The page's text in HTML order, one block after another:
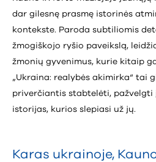
dar gilesnę prasmę istorinės
kontekste. Paroda subtiliomis
žmogiškojo ryšio paveikslą,
žmonių gyvenimus, kurie kitaip
„Ukraina: realybės akimirka“ tai
priverčiantis stabtelėti,
istorijas, kurios slepiasi už jų.
Karas ukrainoje,